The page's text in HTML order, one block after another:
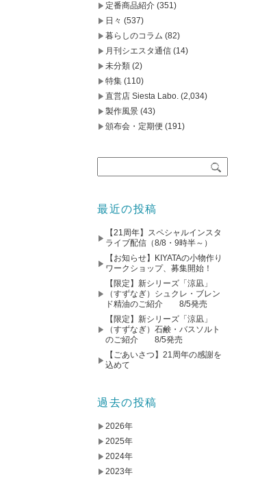
定番商品紹介 (351)
日々 (537)
暮らしのコラム (82)
月刊シエスタ通信 (14)
未分類 (2)
特集 (110)
直営店 Siesta Labo. (2,034)
製作風景 (43)
頒布会・定期便 (191)
最近の投稿
【21周年】スペシャルインスタ
ライブ配信（8/8・9時半～）
【お知らせ】KIYATAの小物作り
ワークショップ、募集開始！
【限定】新シリーズ「涼凪」
（すずなぎ）シュクレ・ブレン
ド精油のご紹介 8/5発売
【限定】新シリーズ「涼凪」
（すずなぎ）石鹸・バスソルト
のご紹介 8/5発売
【ごあいさつ】21周年の感謝を
込めて
過去の投稿
2026年
2025年
2024年
2023年